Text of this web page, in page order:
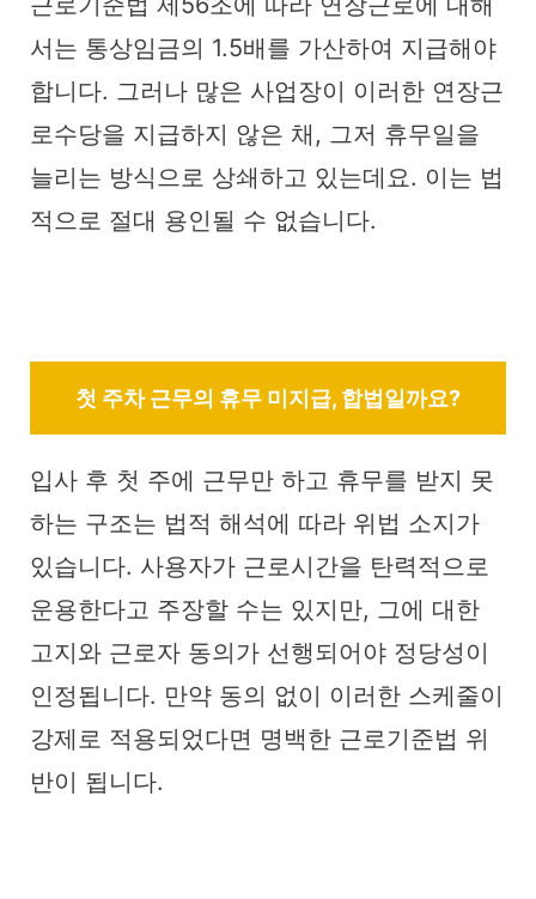
서는 통상임금의 1.5배를 가산하여 지급해야
합니다. 그러나 많은 사업장이 이러한 연장근
로수당을 지급하지 않은 채, 그저 휴무일을
늘리는 방식으로 상쇄하고 있는데요. 이는 법
적으로 절대 용인될 수 없습니다.
첫 주차 근무의 휴무 미지급, 합법일까요?
입사 후 첫 주에 근무만 하고 휴무를 받지 못
하는 구조는 법적 해석에 따라 위법 소지가
있습니다. 사용자가 근로시간을 탄력적으로
운용한다고 주장할 수는 있지만, 그에 대한
고지와 근로자 동의가 선행되어야 정당성이
인정됩니다. 만약 동의 없이 이러한 스케줄이
강제로 적용되었다면 명백한 근로기준법 위
반이 됩니다.